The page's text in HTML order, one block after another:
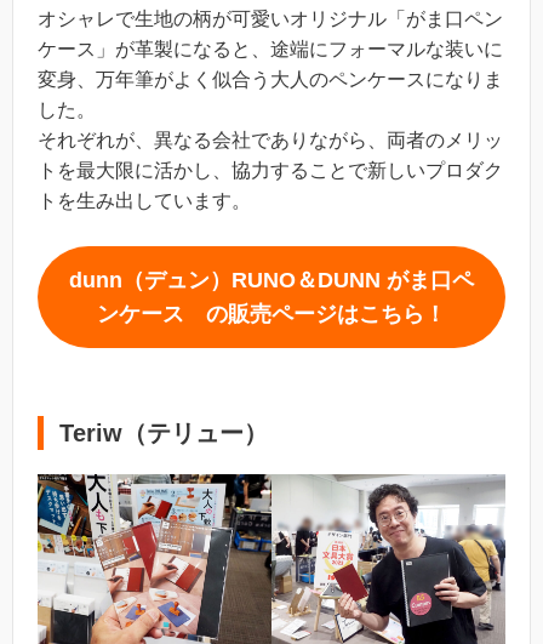
オシャレで生地の柄が可愛いオリジナル「がま口ペン
ケース」が革製になると、途端にフォーマルな装いに
変身、万年筆がよく似合う大人のペンケースになりま
した。
それぞれが、異なる会社でありながら、両者のメリッ
トを最大限に活かし、協力することで新しいプロダク
トを生み出しています。
dunn（デュン）RUNO＆DUNN がま口ペ
ンケース の販売ページはこちら！
Teriw（テリュー）